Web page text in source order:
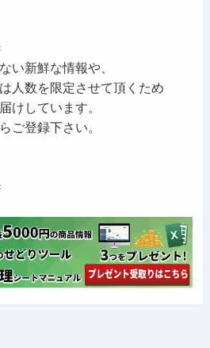
い新鮮な情報や、
人数を限定させて頂くため
けしています。
ご登録下さい。